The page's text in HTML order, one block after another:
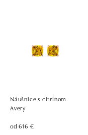
Náušnice s citrínom
Avery
od 616 €